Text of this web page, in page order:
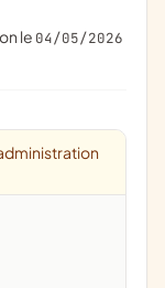
le 04/05/2026